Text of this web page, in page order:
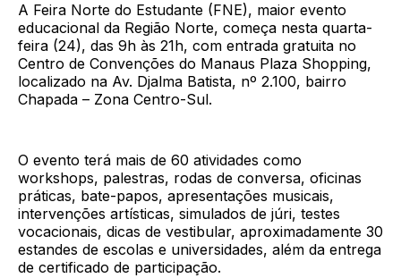
A Feira Norte do Estudante (FNE), maior evento
educacional da Região Norte, começa nesta quarta-
feira (24), das 9h às 21h, com entrada gratuita no
Centro de Convenções do Manaus Plaza Shopping,
localizado na Av. Djalma Batista, nº 2.100, bairro
Chapada – Zona Centro-Sul.
O evento terá mais de 60 atividades como
workshops, palestras, rodas de conversa, oficinas
práticas, bate-papos, apresentações musicais,
intervenções artísticas, simulados de júri, testes
vocacionais, dicas de vestibular, aproximadamente 30
estandes de escolas e universidades, além da entrega
de certificado de participação.